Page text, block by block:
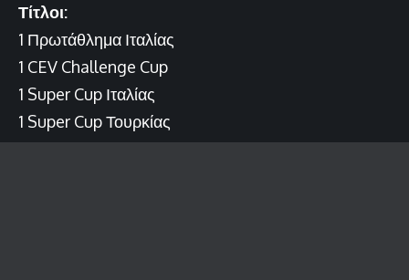
Τίτλοι:
1 Πρωτάθλημα Ιταλίας
1 CEV Challenge Cup
1 Super Cup Ιταλίας
1 Super Cup Τουρκίας